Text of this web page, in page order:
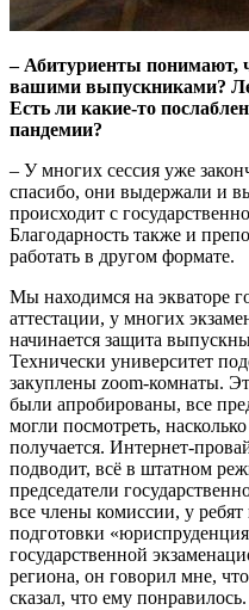
–​ Абитуриенты понимают,
вашими выпускниками?
Есть ли какие-то
пандемии?
– У многих сессия уже
спасибо, они выдержали и
происходит с
Благодарность также и
работать в другом формате.
Мы находимся на экваторе
аттестации, у многих
начинается защита
Технически университет
закуплены zoom-комнаты.
были апробированы, все
могли посмотреть,
получается. Интернет-
подводит, всё в штатном
председатели
все члены комиссии, у
подготовки
государственной
региона, он говорил мне,
сказал, что ему понравилось.